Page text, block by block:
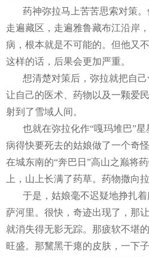
药神弥拉马上苦苦思索对策
走遍藏区，走遍雅鲁藏布江沿岸
病，根本就是不可能的。但他又
这样的话，后果会更加严重。
想清楚对策后，弥拉就把自己
让自己的医术、药物以及一颗爱
射到了雪域人间。
也就在弥拉化作“嘎玛堆巴”
病得快要死去的姑娘做了一个奇
在城东南的“奔巴日”高山之巅将
上，山上长满了药草。药物撒向
于是，姑娘毫不迟疑地挣扎
萨河里。很快，奇迹出现了，那
就消失得无影无踪。那疲软不堪
旺盛。那黧黑干瘪的皮肤，一下